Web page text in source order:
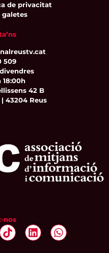
de privacitat
galetes
509
18:00h
42 B
| 43204 Reus
nos